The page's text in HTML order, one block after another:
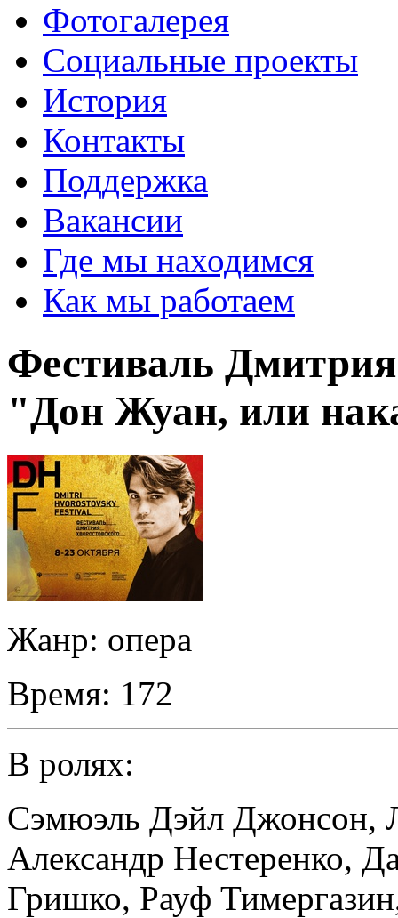
Фотогалерея
Социальные проекты
История
Контакты
Поддержка
Вакансии
Где мы находимся
Как мы работаем
Фестиваль
"Дон Жуан, или
Жанр: опера
Время: 172
В ролях:
Сэмюэль Дэйл Джонсон,
Александр Нестеренко,
Гришко, Рауф Тимергазин